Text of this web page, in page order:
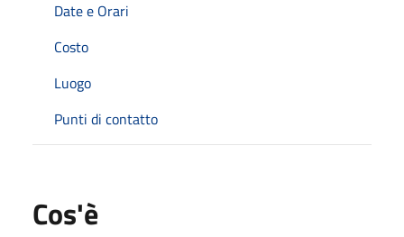
Date e Orari
Costo
Luogo
Punti di contatto
Cos'è